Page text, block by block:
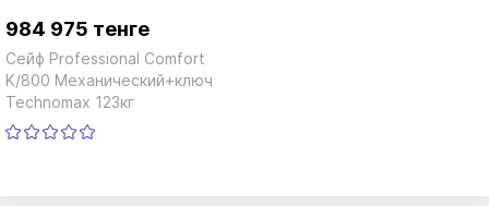
984 975 тенге
Сейф Professional Сomfort
K/800 Механический+ключ
Technomax 123кг